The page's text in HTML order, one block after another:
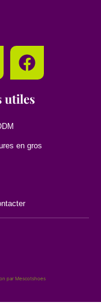
utiles
en gros
par Mescotshoes